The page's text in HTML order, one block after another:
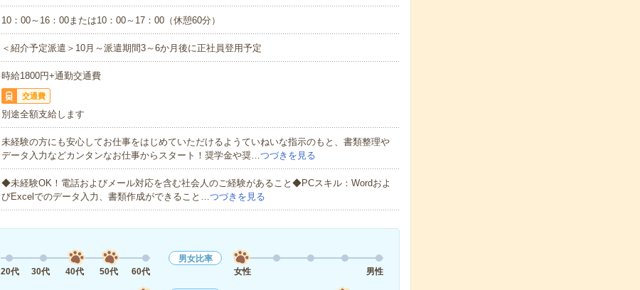
10：00～16：00または10：00～17：00（休憩60分）
＜紹介予定派遣＞10月～派遣期間3～6か月後に正社員登用予定
時給1800円+通勤交通費
交通費
別途全額支給します
未経験の方にも安心してお仕事をはじめていただけるようていねいな指示のもと、書類整理や
データ入力などカンタンなお仕事からスタート！奨学金や奨…つづきを見る
◆未経験OK！電話およびメール対応を含む社会人のご経験があること◆PCスキル：Wordおよ
びExcelでのデータ入力、書類作成ができること…つづきを見る
20代
30代 40代 50代 60代
男女比率
女性
男性